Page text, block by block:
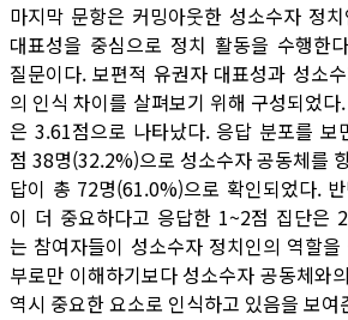
마지막 문항은 커밍아웃한 성소수자 정
대표성을 중심으로 정치 활동을 수행한
질문이다. 보편적 유권자 대표성과 성소
의 인식 차이를 살펴보기 위해 구성되었
은 3.61점으로 나타났다. 응답 분포를
점 38명(32.2%)으로 성소수자 공동체를
답이 총 72명(61.0%)으로 확인되었다.
이 더 중요하다고 응답한 1~2점 집단은
는 참여자들이 성소수자 정치인의 역할
부로만 이해하기보다 성소수자 공동체와
역시 중요한 요소로 인식하고 있음을 보여